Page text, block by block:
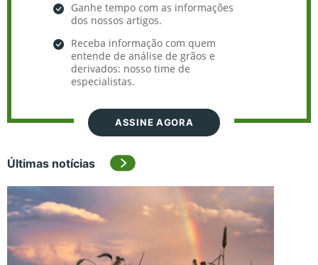
Ganhe tempo com as informações
dos nossos artigos.
Receba informação com quem
entende de análise de grãos e
derivados: nosso time de
especialistas.
ASSINE AGORA
Últimas notícias